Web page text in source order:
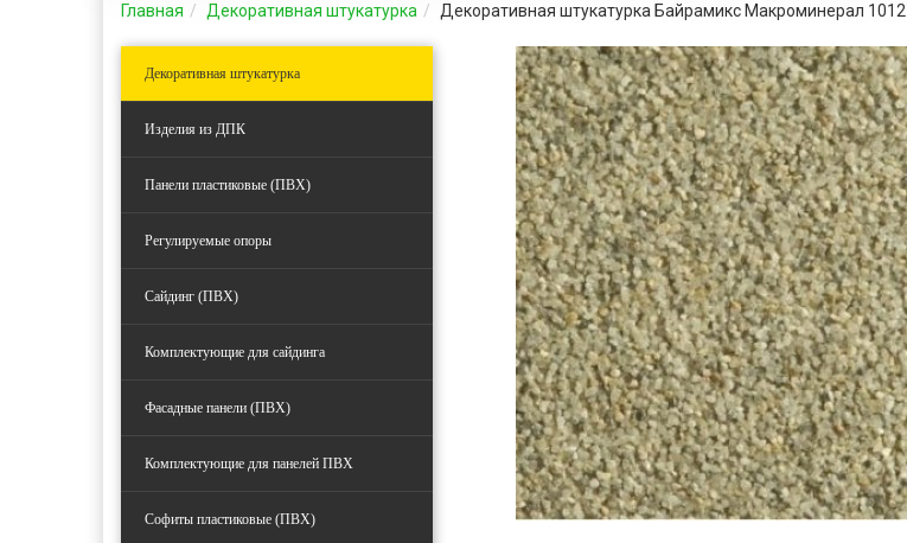
Главная Декоративная штукатурка Декоративная штукатурка Байрамикс Макроминерал 1012
Декоративная штукатурка
Изделия из ДПК
Панели пластиковые (ПВХ)
Регулируемые опоры
Сайдинг (ПВХ)
Комплектующие для сайдинга
Фасадные панели (ПВХ)
Комплектующие для панелей ПВХ
Софиты пластиковые (ПВХ)